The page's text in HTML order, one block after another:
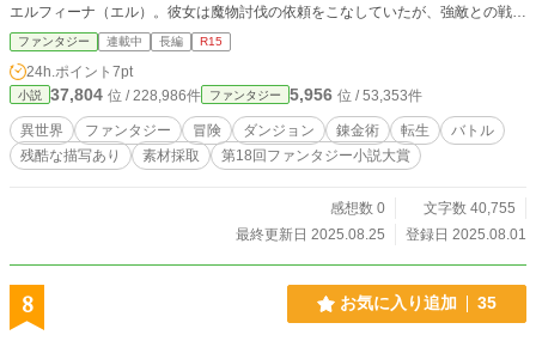
エルフィーナ（エル）。彼女は魔物討伐の依頼をこなしていたが、強敵との戦闘
で深手を負ってしまう。 「やばい……これ、動けない……」 怪我人のエルを
目の当たりにしたナオは、錬金術で作成していたポーションを与え彼女を助け
る。 「す、すごい……ナオのおかげで助かった……！」 異世界で自由気まま
に錬金術を駆使するナオと、彼に惚れた美少女冒険者エルとのスローライフ＆冒
険ファンタジーが今、始まる！
ファンタジー 連載中 長編 R15
24h.ポイント 7pt
小説 37,804 位 / 228,986件 ファンタジー 5,956 位 / 53,353件
異世界 ファンタジー 冒険 ダンジョン 錬金術 転生
バトル
残酷な描写あり
素材採取 第18回ファンタジー小説大賞
感想数 0
文字数 40,755
最終更新日 2025.08.25
登録日 2025.08.01
8 お気に入り追加 35